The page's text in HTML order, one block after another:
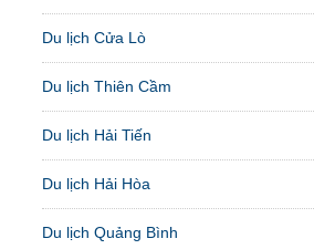
Du lịch Cửa Lò
Du lịch Thiên Cầm
Du lịch Hải Tiến
Du lịch Hải Hòa
Du lịch Quảng Bình